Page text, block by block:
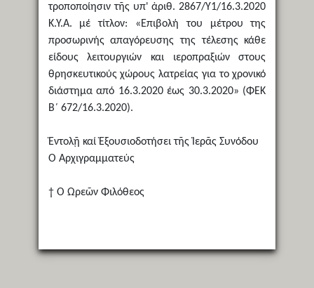
τροποποίησιν τῆς υπ' ἀριθ. 2867/Υ1/16.3.2020
Κ.Υ.Α. μέ τίτλον: «Επιβολή του μέτρου της
προσωρινής απαγόρευσης της τέλεσης κάθε
είδους λειτουργιών και ιεροπραξιών στους
θρησκευτικούς χώρους λατρείας για το χρονικό
διάστημα από 16.3.2020 έως 30.3.2020» (ΦΕΚ
Β΄ 672/16.3.2020).
Ἐντολῇ καί Ἐξουσιοδοτήσει τῆς Ἱερᾶς Συνόδου
Ὁ Ἀρχιγραμματεύς
† Ὁ Ὠρεῶν Φιλόθεος